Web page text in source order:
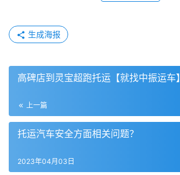
生成海报
高碑店到灵宝超跑托运【就找中振运车】
上一篇
托运汽车安全方面相关问题？
2023年04月03日